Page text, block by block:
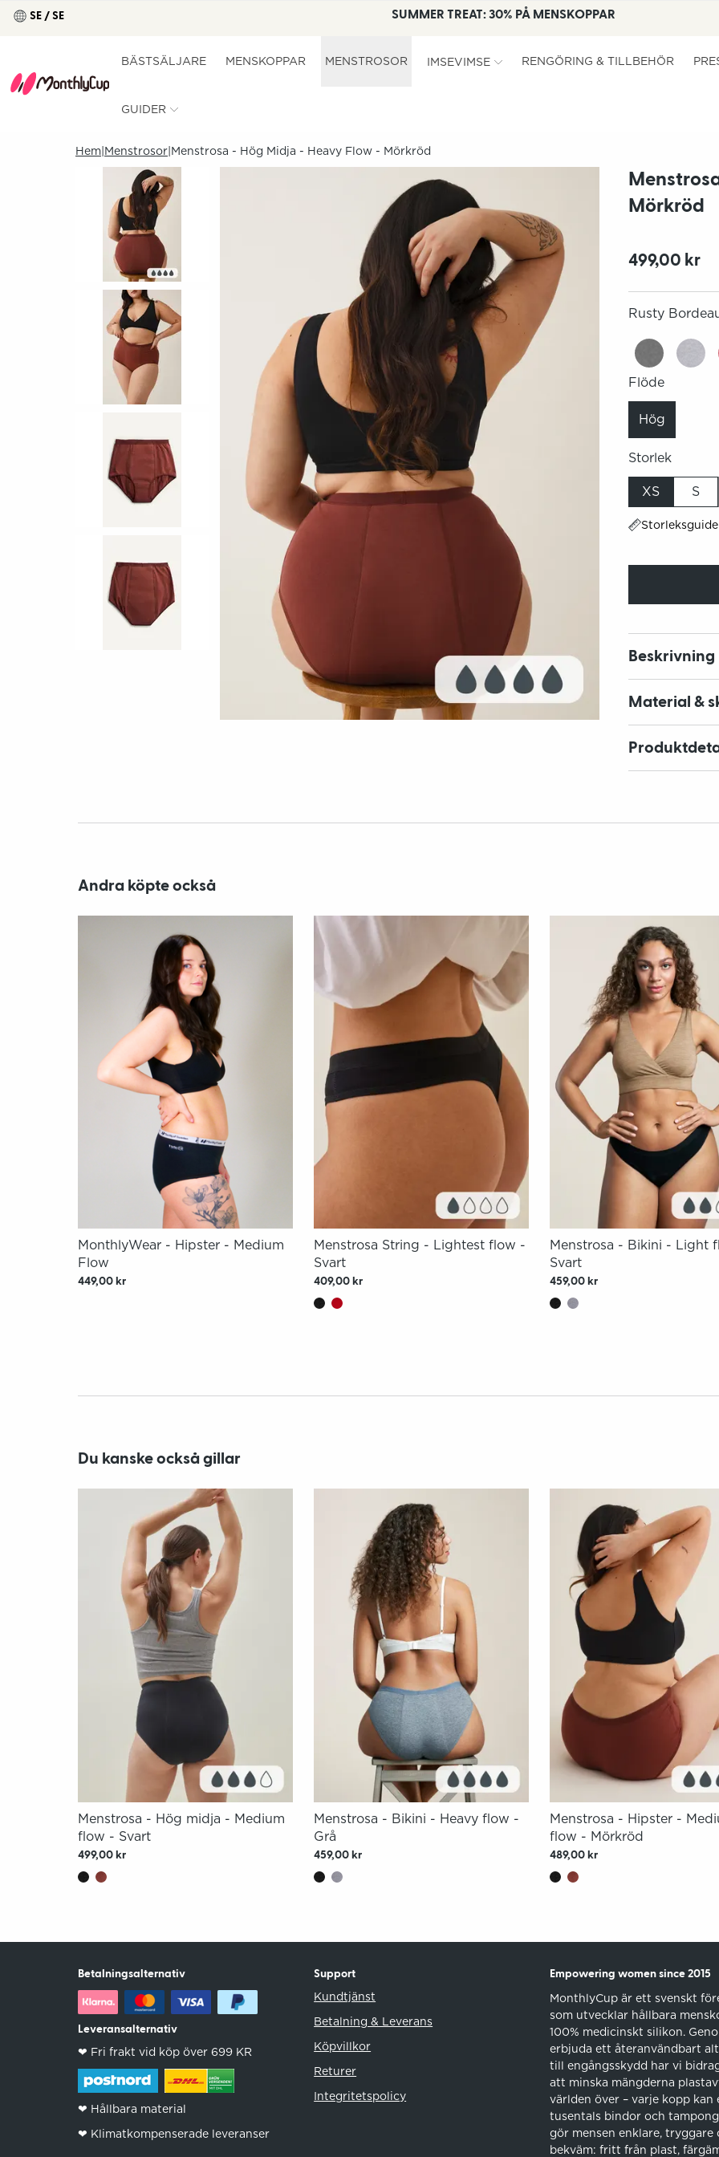
SE / SE SUMMER TREAT: 30% PÅ MENSKOPPAR
BÄSTSÄLJARE MENSKOPPAR MENSTROSOR IMSEVIMSE RENGÖRING & TILLBEHÖR
GUIDER
Hem Menstrosor Menstrosa - Hög Midja - Heavy Flow - Mörkröd
Mörkröd
499,00 kr
Rusty
Flöde
Hög
Storlek
XS S
Storleksguide
Beskrivning
Material &
Andra köpte också
MonthlyWear - Hipster - Medium
Flow
449,00 kr
Menstrosa String - Lightest flow -
Svart
409,00 kr
Menstrosa - Bikini - Light
Svart
459,00 kr
Du kanske också gillar
Menstrosa - Hög midja - Medium
flow - Svart
499,00 kr
Menstrosa - Bikini - Heavy flow -
Grå
459,00 kr
Menstrosa - Hipster -
flow - Mörkröd
489,00 kr
Betalningsalternativ
Leveransalternativ
❤︎ Fri frakt vid köp över 699 KR
❤︎ Hållbara material
❤︎ Klimatkompenserade leveranser
Support
Kundtjänst
Betalning & Leverans
Köpvillkor
Returer
Integritetspolicy
Empowering women since 2015
MonthlyCup är ett svenskt
som utvecklar hållbara
100% medicinskt silikon.
erbjuda ett återanvändbart
till engångsskydd har vi
att minska mängderna
världen över – varje kopp kan
tusentals bindor och
gör mensen enklare, tryggare
bekväm: fritt från plast,